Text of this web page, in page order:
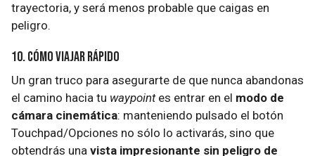
trayectoria, y será menos probable que caigas en
peligro.
10. Cómo viajar rápido
Un gran truco para asegurarte de que nunca abandonas
el camino hacia tu waypointes entrar en el modo de
cámara cinemática: manteniendo pulsado el botón
Touchpad/Opciones no sólo lo activarás, sino que
obtendrás una vista impresionante sin peligro de